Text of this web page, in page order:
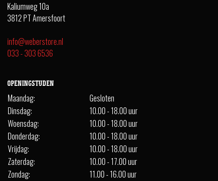
Kaliumweg 10a
3812 PT Amersfoort
info@weberstore.nl
033 - 303 6536
OPENINGSTIJDEN
Maandag:
Gesloten
Dinsdag:
10.00 - 18.00 uur
Woensdag:
10.00 - 18.00 uur
Donderdag:
10.00 - 18.00 uur
Vrijdag:
10.00 - 18.00 uur
Zaterdag:
10.00 - 17.00 uur
Zondag:
11.00 - 16.00 uur